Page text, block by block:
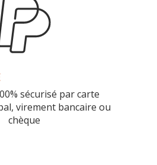
sécurisé par carte
virement bancaire ou
chèque